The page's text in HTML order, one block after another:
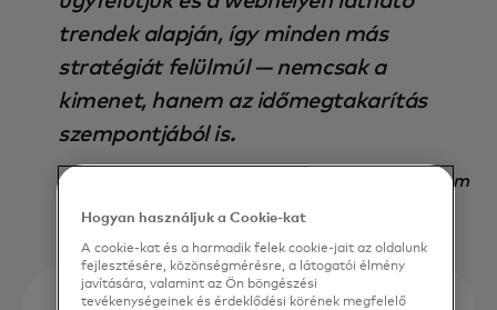
trendek alapján, így minden más
stratégiát felülmúl — nemcsak a
kimenet, hanem az időmegtakarítás
szempontjából is.
Nadav Yekutiel, Head of Data, GlassesUSA.com
Hogyan használjuk a Cookie-kat
A cookie-kat és a harmadik felek cookie-jait az oldalunk
fejlesztésére, közönségmérésre, a látogatói élmény
javítására, valamint az Ön böngészési
tevékenységeinek és érdeklődési körének megfelelő